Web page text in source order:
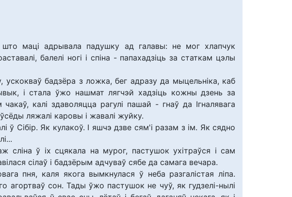
што маці адрывала падушку ад галавы: не мог хлапчук
балелі ногі і спіна - папахадзіць за статкам цэлы
бадзёра з ложка, бег адразу да мыцельніка, каб
і стала ўжо нашмат лягчэй хадзіць кожны дзень за
калі здаволяцца рагулі пашай - гнаў да Ігналявага
ляжалі каровы і жавалі жуйку.
ў Сібір. Як кулакоў. І яшчэ дзве сям'і разам з ім. Як сядно
ў іх сцякала на мурог, пастушок ухітраўся і сам
сілаў і бадзёрым адчуваў сябе да самага вечара.
пня, каля якога вымкнулася ў неба разгалістая ліпа.
агортваў сон. Тады ўжо пастушок не чуў, як гудзелі-нылі